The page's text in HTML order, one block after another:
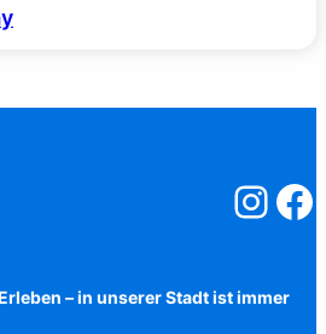
– in unserer Stadt ist immer